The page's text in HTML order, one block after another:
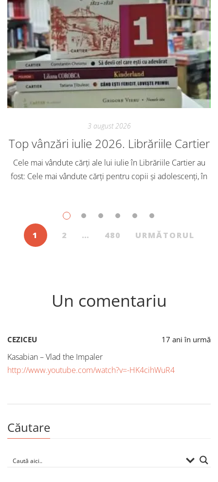
3 august 2026
Top vânzări iulie 2026. Librăriile Cartier
Cele mai vândute cărți ale lui iulie în Librăriile Cartier au
fost: Cele mai vândute cărți pentru copii și adolescenți, în
1 2 … 480 URMĂTORUL
Un comentariu
CEZICEU 17 ani în urmă
Kasabian – Vlad the Impaler
http://www.youtube.com/watch?v=-HK4cihWuR4
Căutare